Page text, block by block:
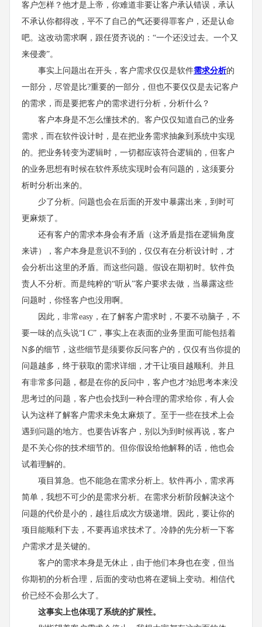
客户怎样？他才是上帝，你难道非要让客户承认错误，承认
不承认你都得改，平不了自己的气还要得罪客户，还是认命
吧。这改动需求啊，跟任贤齐说的：“一个还没过去。一个又
来侵袭”。
事实上问题出在开头，客户需求仅仅是软件需求分析的
一部分，尽管是比?重要的一部分，但也不要仅仅是去记客户
的需求，而是要把客户的需求进行分析，分析什么？
客户本身是不怎么懂技术的。客户仅仅知道自己的业务
需求，而在软件设计时，是在把业务需求抽象到系统中实现
的。把业务转变为逻辑时，一切都应该符合逻辑的，但客户
的业务思想有时候在软件系统实现时会有问题的，这须要分
析时分析出来的。
少了分析。问题也会在后面的开发中暴露出来，到时可
更麻烦了。
还有客户的需求本身会有矛盾（这矛盾是指在逻辑角度
来讲），客户本身是意识不到的，仅仅有在分析设计时，才
会分析出这里的矛盾。而这些问题。假设在期初时。软件负
责人不分析。而是纯粹的“听从”客户要求去做，当暴露这些
问题时，你怪客户也没用啊。
因此，非常easy，在了解客户需求时，不要不动脑子，不
要一味的点头说“I C”，事实上在表面的业务里面可能包括着
N多的细节，这些细节是须要你反问客户的，仅仅有当你提的
问题越多，终于获取的需求详细，才干让项目越顺利。并且
有非常多问题，都是在你的反问中，客户也才?始思考本来没
思考过的问题，客户也会找到一种合理的需求给你，有人会
认为这样了解客户需求未免太麻烦了。至于一些在技术上会
遇到问题的地方。也要告诉客户，别以为到时候再说，客户
是不关心你的技术细节的。但你假设给他解释的话，他也会
试着理解的。
项目算急。也不能急在需求分析上。软件再小，需求再
简单，我想不可少的是需求分析。在需求分析阶段解决这个
问题的代价是小的，越往后成次方级递增。因此，要让你的
项目能顺利下去，不要再追求技术了。冷静的先分析一下客
户需求才是关键的。
客户的需求本身是无休止，由于他们本身也在变，但当
你期初的分析合理，后面的变动也将在逻辑上变动。相信代
价已经不会那么大了。
这事实上也体现了系统的扩展性。